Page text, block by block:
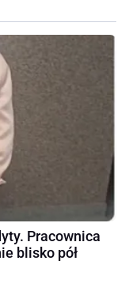
Pracownica
blisko pół